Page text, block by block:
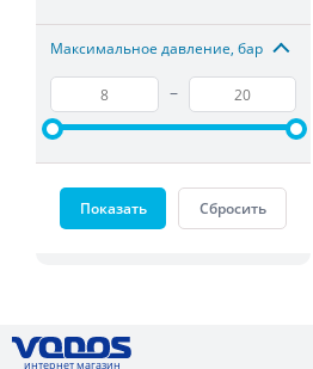
Максимальное давление, бар
–
Показать Сбросить
интернет магазин